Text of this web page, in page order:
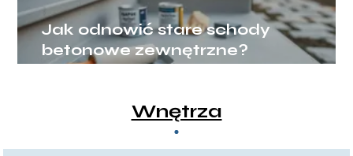
Jak odnowić stare schody
betonowe zewnętrzne?
Wnętrza